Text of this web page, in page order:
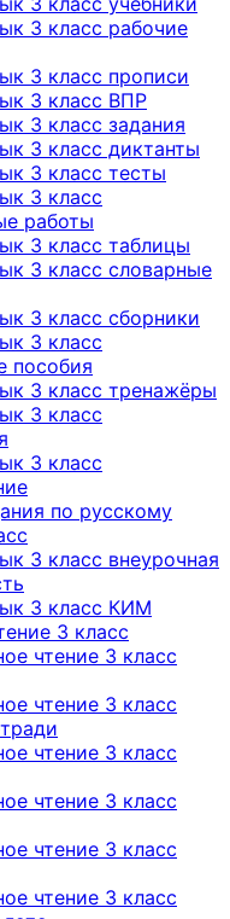
3 класс рабочие
3 класс прописи
3 класс ВПР
3 класс задания
3 класс диктанты
3 класс тесты
3 класс
работы
3 класс таблицы
3 класс словарные
3 класс сборники
3 класс
пособия
3 класс тренажёры
3 класс
3 класс
по русскому
3 класс внеурочная
3 класс КИМ
3 класс
чтение 3 класс
чтение 3 класс
чтение 3 класс
чтение 3 класс
чтение 3 класс
чтение 3 класс